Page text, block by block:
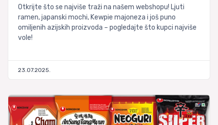
Otkrijte što se najviše traži na našem webshopu! Ljuti
ramen, japanski mochi, Kewpie majoneza i još puno
omiljenih azijskih proizvoda – pogledajte što kupci najviše
vole!
23.07.2025.